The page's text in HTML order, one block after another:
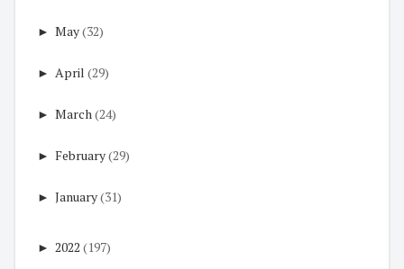
► May(32)
► April (29)
► March (24)
► February(29)
► January(31)
► 2022 (197)